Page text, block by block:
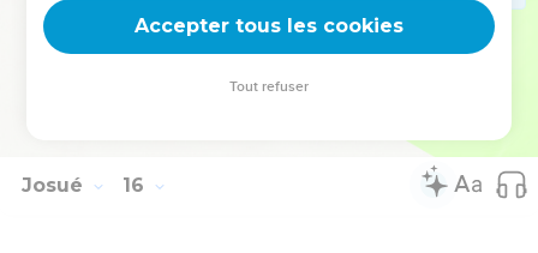
Nibshan, Ir-Hammélach et En-Guédi, soit 6 villes avec
leurs villages.
Les Judéens ne parvinrent pas à chasser les Jébusiens qui
Josué 16
Accepter tous les cookies
Tout refuser